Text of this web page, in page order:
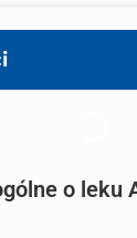
o leku